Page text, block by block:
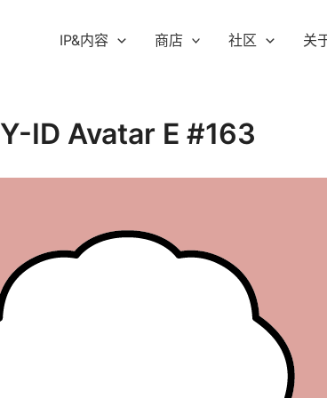
IP&内容 商店 社区 关
Y-ID Avatar E #163